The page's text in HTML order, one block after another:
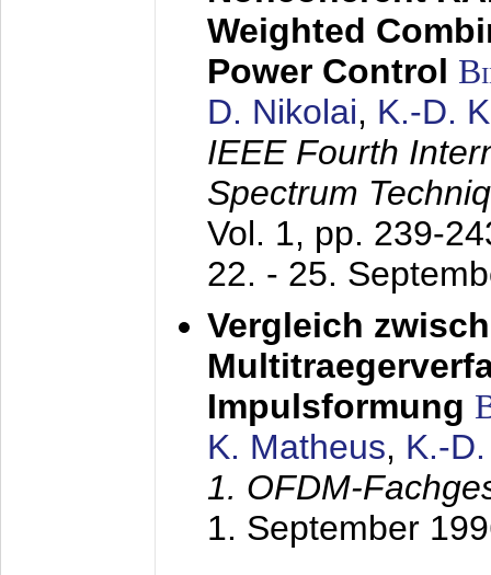
Weighted
Power Control
D. Nikolai, K.-D.
IEEE Fourth
Spectrum
Vol. 1, pp. 239-
22. - 25.
Vergleich
Impulsformung
K. Matheus, K.-
1. OFDM-
1. September